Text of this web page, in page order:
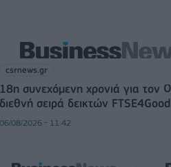
csrnews.gr
18η συνεχόμενη χρονιά για τον
διεθνή σειρά δεικτών FTSE4Good
06/08/2026 - 11:42